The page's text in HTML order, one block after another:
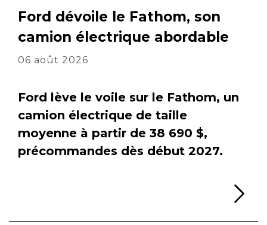
Ford dévoile le Fathom, son
camion électrique abordable
06 août 2026
Ford lève le voile sur le Fathom, un
camion électrique de taille
moyenne à partir de 38 690 $,
précommandes dès début 2027.